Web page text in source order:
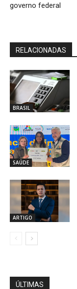
governo federal
RELACIONADAS
BRASIL
SAÚDE
ARTIGO
ÚLTIMAS